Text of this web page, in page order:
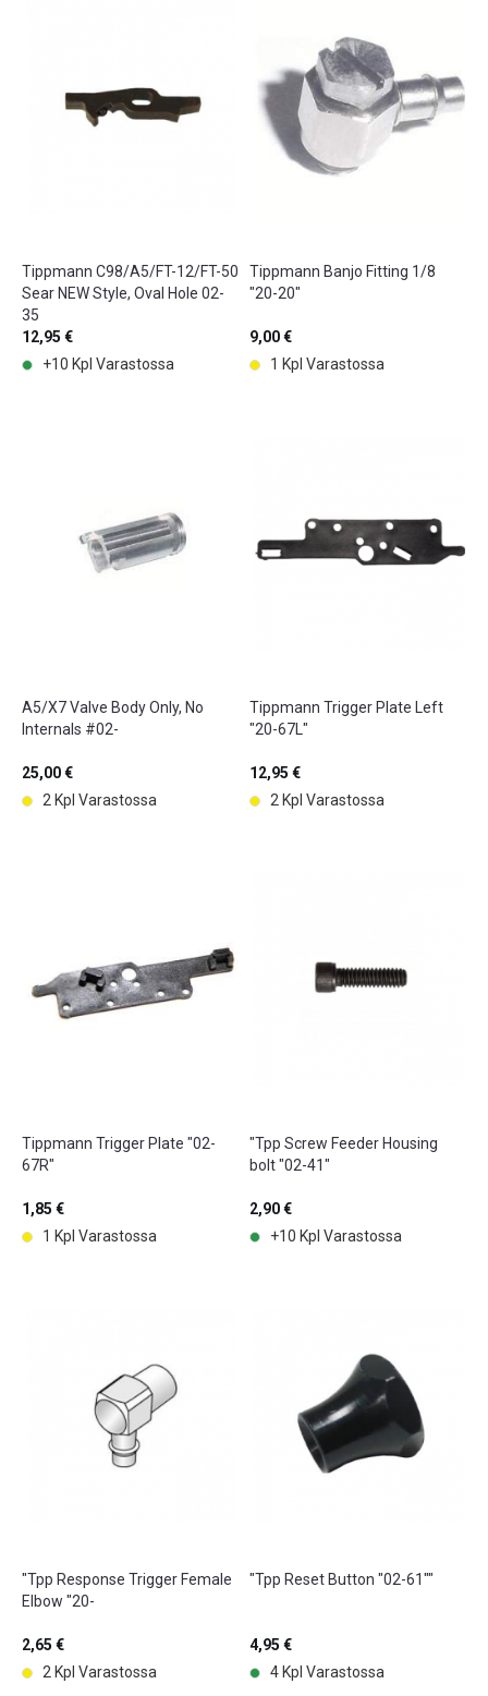
Tippmann C98/A5/FT-12/FT-50
Sear NEW Style, Oval Hole 02-
35
12,95 €
+10 Kpl Varastossa
Tippmann Banjo Fitting 1/8
"20-20"
9,00 €
1 Kpl Varastossa
A5/X7 Valve Body Only, No
Internals #02-
25,00 €
2 Kpl Varastossa
Tippmann Trigger Plate Left
"20-67L"
12,95 €
2 Kpl Varastossa
Tippmann Trigger Plate "02-
67R"
1,85 €
1 Kpl Varastossa
"Tpp Screw Feeder Housing
bolt "02-41"
2,90 €
+10 Kpl Varastossa
"Tpp Response Trigger Female
Elbow "20-
2,65 €
2 Kpl Varastossa
"Tpp Reset Button "02-61""
4,95 €
4 Kpl Varastossa